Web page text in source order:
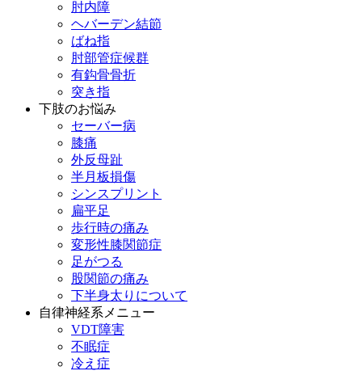
肘内障
ヘバーデン結節
ばね指
肘部管症候群
有鈎骨骨折
突き指
下肢のお悩み
セーバー病
膝痛
外反母趾
半月板損傷
シンスプリント
扁平足
歩行時の痛み
変形性膝関節症
足がつる
股関節の痛み
下半身太りについて
自律神経系メニュー
VDT障害
不眠症
冷え症